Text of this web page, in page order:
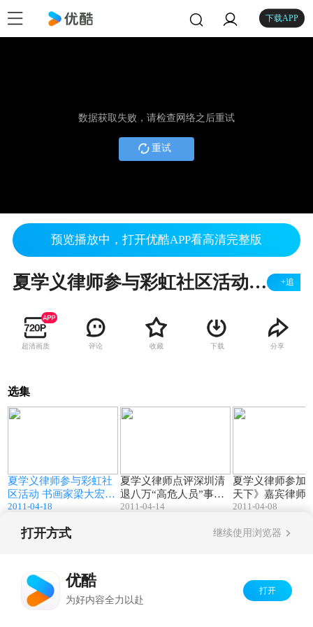
下载APP
数据获取失败，请检查网络之后重试
重试
预览播放中，打开优酷APP看高清完整版
夏学义律师参与彩虹社区活动 书画家梁大宏挥毫赠《法观天下》墨宝 +追
超清画质 评论 收藏 下载 分享
选集
夏学义律师参与彩虹社
区活动 书画家梁大宏挥
毫赠《法观天下》墨宝
2011-04-18
夏学义律师点评深圳清
退八万“高危人员”事件
（法观天下）
2011-04-14
夏学义律师参加
天下》嘉宾律师
活动花絮
2011-04-08
打开方式 继续使用浏览器
优酷
为好内容全力以赴
打开